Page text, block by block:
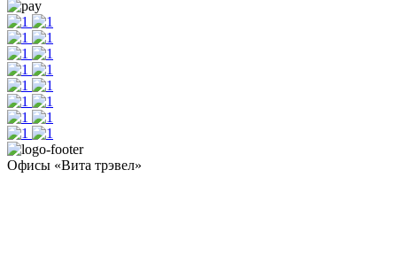
Офисы «Вита трэвел»